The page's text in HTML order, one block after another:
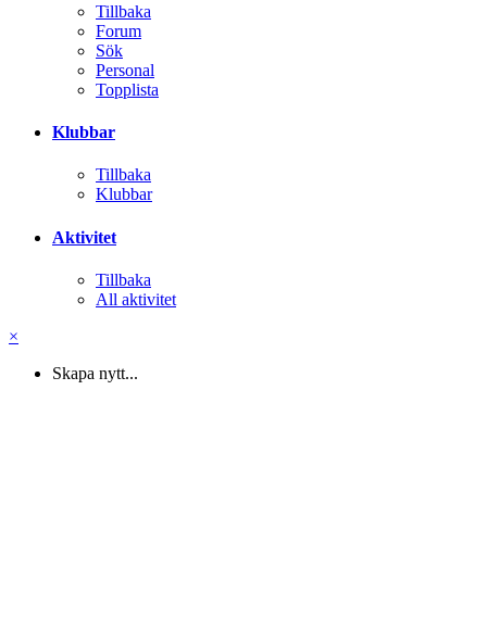
Tillbaka
Forum
Sök
Personal
Topplista
Klubbar
Tillbaka
Klubbar
Aktivitet
Tillbaka
All aktivitet
×
Skapa nytt...